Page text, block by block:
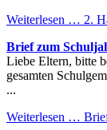
Weiterlesen … 2.
Brief zum
Liebe Eltern, bitte
gesamten
...
Weiterlesen …